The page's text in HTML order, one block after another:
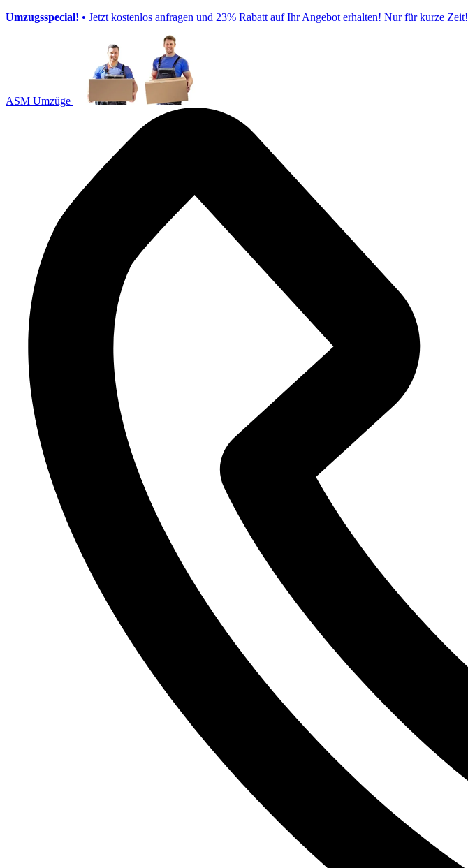
Umzugsspecial! • Jetzt kostenlos anfragen und 23% Rabatt auf Ihr Angebot erhalten! Nur für kurze Zeit!
ASM Umzüge